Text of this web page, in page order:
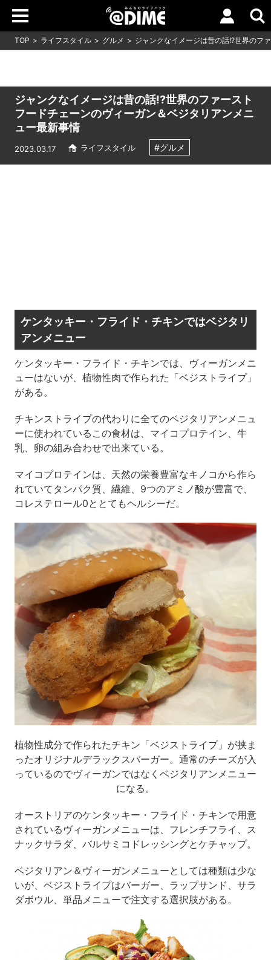
TOP ライフスタイル グルメ ジャンクなイメージは昔の話!?世界のフ
ジャンクなイメージは昔の話!?世界のファースト
フードチェーンのヴィーガン＆ベジタリアンメニ
ュー最新事情
2023.03.17 ライフスタイル #グルメ
ケンタッキー・フライド・チキンではベジタリ
アンメニュー
ケンタッキー・フライド・チキンでは、ヴィーガンメニ
ューはないが、植物性肉で作られた「ベジストライプ」
がある。
チキンストライプの代わりに全てのベジタリアンメニュ
ーに使われているこの食材は、マイコプロテイン、牛
乳、卵の組み合わせで出来ている。
マイコプロテインは、天然の栄養豊富なキノコから作ら
れていてタンパク質、繊維、9つのアミノ酸が豊富で、
コレステロール0ととてもヘルシーだ。
植物性成分で作られたチキン「ベジストライプ」が挟ま
ったオリジナルデラックスバーガー。通常のチーズが入
っているのでヴィーガンではなくベジタリアンメニュー
になる。
オーストリアのケンタッキー・フライド・チキンで用意
されているヴィーガンメニューは、フレンチフライ、ス
ナックサラダ、バルサミコドレッシングとケチャップ。
ベジタリアン＆ヴィーガンメニューとしては種類は少な
いが、ベジストライプはバーガー、ラップサンド、サラ
ダボウル、単品メニューで注文する選択肢がある。